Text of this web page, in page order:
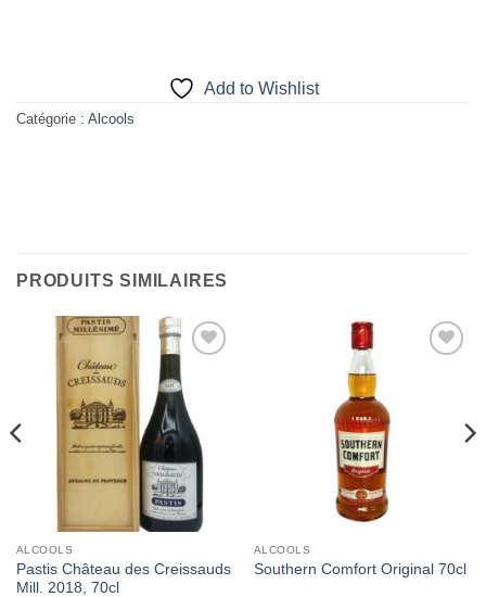
Add to Wishlist
Catégorie : Alcools
PRODUITS SIMILAIRES
Wishlist
ALCOOLS
Pastis Château des Creissauds
Mill. 2018, 70cl
ALCOOLS
Southern Comfort Original 70cl